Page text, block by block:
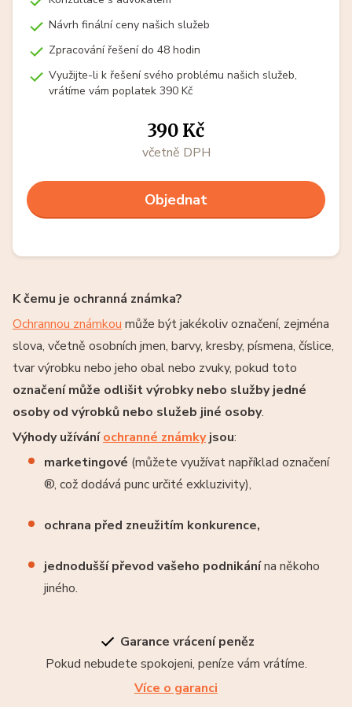
Návrh finální ceny našich služeb
Zpracování řešení do 48 hodin
Využijte-li k řešení svého problému našich služeb,
vrátíme vám poplatek 390 Kč
390 Kč
včetně DPH
Objednat
K čemu je ochranná známka?
Ochrannou známkou může být jakékoliv označení, zejména
slova, včetně osobních jmen, barvy, kresby, písmena, číslice,
tvar výrobku nebo jeho obal nebo zvuky, pokud toto
označení může odlišit výrobky nebo služby jedné
osoby od výrobků nebo služeb jiné osoby.
Výhody užíváníochranné známkyjsou:
marketingové (můžete využívat například označení
®, což dodává punc určité exkluzivity),
ochrana před zneužitím konkurence,
jednodušší převod vašeho podnikánína někoho
jiného.
Garance vrácení peněz
Pokud nebudete spokojeni, peníze vám vrátíme.
Více o garanci